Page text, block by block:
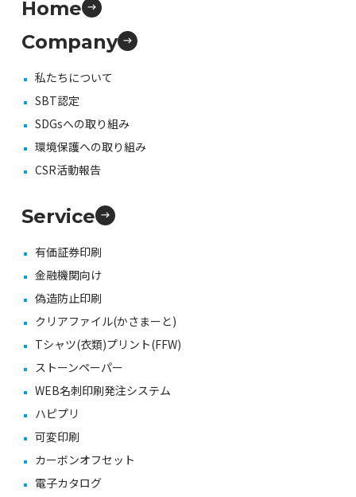
Home
Company
私たちについて
SBT認定
SDGsへの取り組み
環境保護への取り組み
CSR活動報告
Service
有価証券印刷
金融機関向け
偽造防止印刷
クリアファイル(かさまーと)
Tシャツ(衣類)プリント(FFW)
ストーンペーパー
WEB名刺印刷発注システム
ハピプリ
可変印刷
カーボンオフセット
電子カタログ